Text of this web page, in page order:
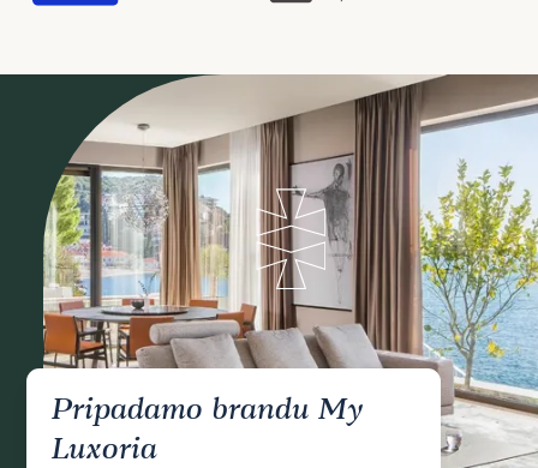
Pripadamo brandu My
Luxoria